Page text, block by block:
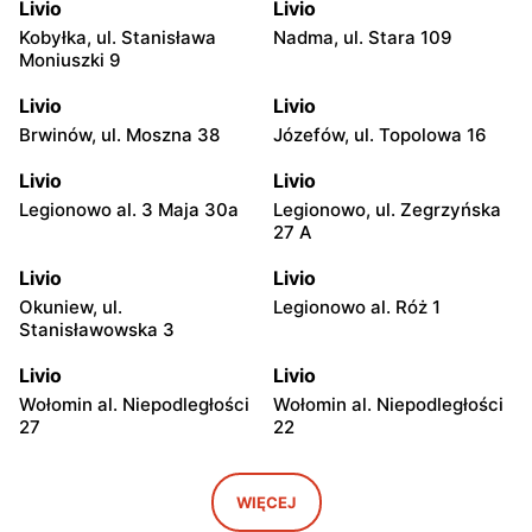
Livio
Kobyłka, ul. Stanisława
Moniuszki 9
Livio
Nadma, ul. Stara 109
Livio
Brwinów, ul. Moszna 38
Livio
Józefów, ul. Topolowa 16
Livio
Legionowo al. 3 Maja 30a
Livio
Legionowo, ul. Zegrzyńska
27 A
Livio
Okuniew, ul.
Stanisławowska 3
Livio
Legionowo al. Róż 1
Livio
Wołomin al. Niepodległości
27
Livio
Wołomin al. Niepodległości
22
Otwock, ul. Warszawska
Livio
Otwock, ul. Wawerska 10
WIĘCEJ